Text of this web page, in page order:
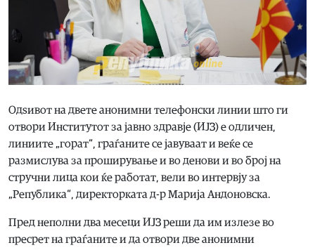
Одѕивот на двете анонимни телефонски линии што ги
отвори Институтот за јавно здравје (ИЈЗ) е одличен,
линиите „горат“, граѓаните се јавуваат и веќе се
размислува за проширување и во денови и во број на
стручни лица кои ќе работат, вели во интервју за
„Република“, директорката д-р Марија Андоновска.
Пред неполни два месеци ИЈЗ реши да им излезе во
пресрет на граѓаните и да отвори две анонимни